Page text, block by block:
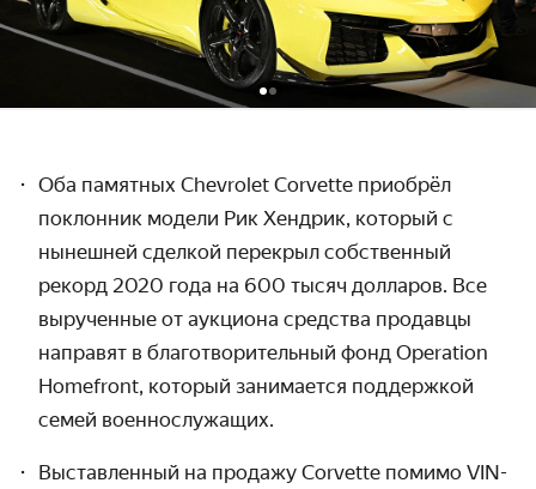
Оба памятных Chevrolet Corvette приобрёл
поклонник модели Рик Хендрик, который с
нынешней сделкой перекрыл собственный
рекорд 2020 года на 600 тысяч долларов. Все
вырученные от аукциона средства продавцы
направят в благо­творительный фонд Operation
Homefront, который занимается поддержкой
семей военнослужащих.
Выставленный на продажу Corvette помимо VIN-